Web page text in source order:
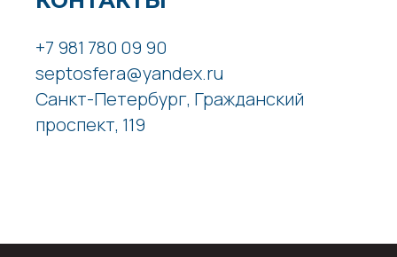
+7 981 780 09 90
septosfera@yandex.ru
Санкт-Петербург, Гражданский
проспект, 119